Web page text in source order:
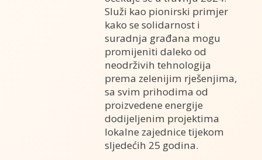
Služi kao pionirski primjer
kako se solidarnost i
suradnja građana mogu
promijeniti daleko od
neodrživih tehnologija
prema zelenijim rješenjima,
sa svim prihodima od
proizvedene energije
dodijeljenim projektima
lokalne zajednice tijekom
sljedećih 25 godina.